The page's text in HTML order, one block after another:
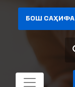
БОШ САҲИФА